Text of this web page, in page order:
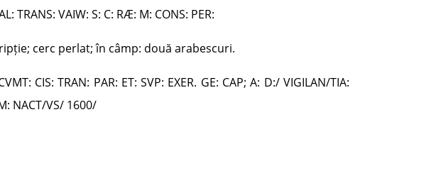
TRANS: VAIW: S: C: RÆ: M: CONS: PER:
cerc perlat; în câmp: două arabescuri.
CIS: TRAN: PAR: ET: SVP: EXER. GE: CAP; A: D:/ VIGILAN/TIA:
NACT/VS/ 1600/